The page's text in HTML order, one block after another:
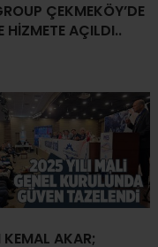
ÇEKMEKÖY’DE
HİZMETE AÇILDI..
AKAR;